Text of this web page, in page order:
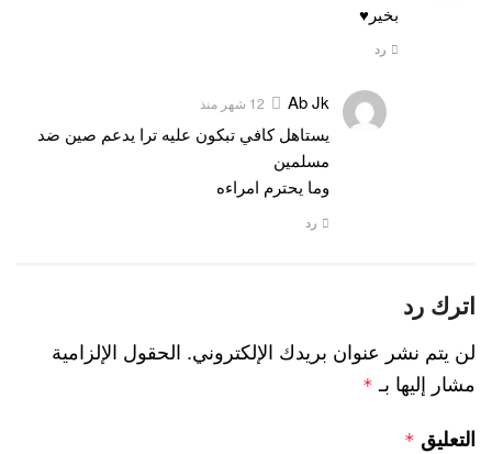
بخير♥
رد
Ab Jk 12 شهر منذ
يستاهل كافي تبكون عليه ترا يدعم صين ضد
مسلمين
وما يحترم امراءه
رد
اترك رد
لن يتم نشر عنوان بريدك الإلكتروني. الحقول الإلزامية
مشار إليها بـ *
التعليق *